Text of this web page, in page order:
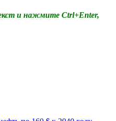
и нажмите Ctrl+Enter,